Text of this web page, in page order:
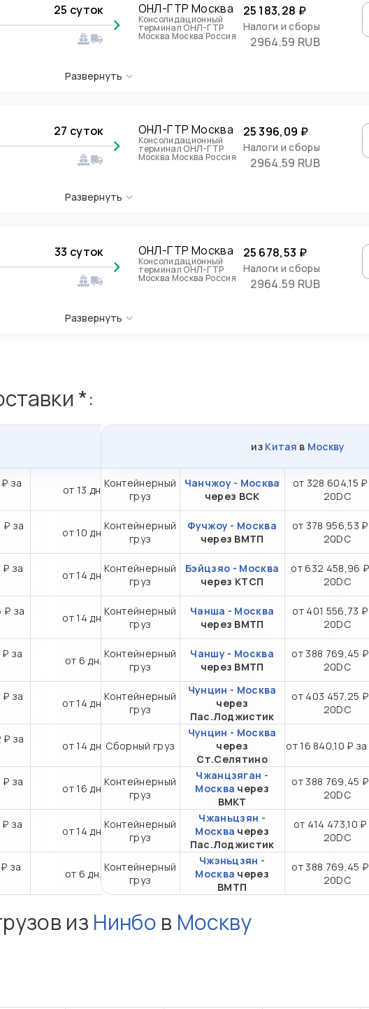
25 суток ОНЛ-ГТР Москва
Консолидационный
терминал ОНЛ-ГТР
Москва Москва Россия
25 183,28 ₽
Налоги и сборы
2964.59 RUB
Развернуть
27 суток ОНЛ-ГТР Москва
Консолидационный
терминал ОНЛ-ГТР
Москва Москва Россия
25 396,09 ₽
Налоги и сборы
2964.59 RUB
Развернуть
33 суток ОНЛ-ГТР Москва
Консолидационный
терминал ОНЛ-ГТР
Москва Москва Россия
25 678,53 ₽
Налоги и сборы
2964.59 RUB
Развернуть
*:
за
от 13 дн.
₽ за
от 10 дн.
за
от 14 дн.
₽ за
от 14 дн.
за
от 6 дн.
за
от 14 дн.
₽ за
от 14 дн.
за
от 16 дн.
за
от 14 дн.
за
от 6 дн.
из Китая в Москву
Контейнерный
груз
Чанчжоу - Москва
через ВСК
от 328 604,15 ₽
20DC
Контейнерный
груз
Фучжоу - Москва
через ВМТП
от 378 956,53 ₽
20DC
Контейнерный
груз
Бэйцзяо - Москва
через КТСП
от 632 458,96
20DC
Контейнерный
груз
Чанша - Москва
через ВМТП
от 401 556,73 ₽
20DC
Контейнерный
груз
Чаншу - Москва
через ВМТП
от 388 769,45
20DC
Контейнерный
груз
Чунцин - Москва
через
Пас.Лоджистик
от 403 457,25
20DC
Сборный груз
Чунцин - Москва
через
Ст.Селятино
от 16 840,10 ₽ за
Контейнерный
груз
Чжанцзяган -
Москва через
ВМКТ
от 388 769,45
20DC
Контейнерный
груз
Чжаньцзян -
Москва через
Пас.Лоджистик
от 414 473,10 ₽
20DC
Контейнерный
груз
Чжэньцзян -
Москва через
ВМТП
от 388 769,45
20DC
из Нинбо в Москву